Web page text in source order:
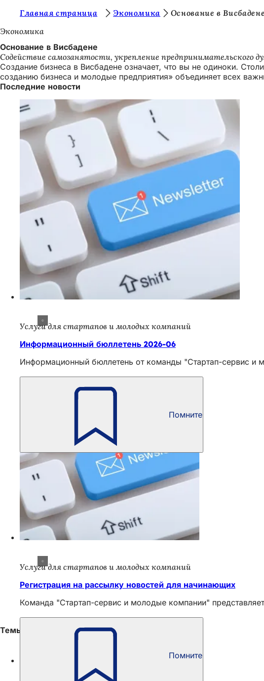
Перейти к содержимому
ы
з
д
е
с
Главная страница Экономика
Основание в Висбадене
Экономика
Основание в Висбадене
Содействие самозанятости, укрепление предпринимательского
Создание бизнеса в Висбадене означает, что вы не одиноки.
созданию бизнеса и молодые предприятия» объединяет всех
Последние новости
Услуги для стартапов и молодых компаний
Информационный бюллетень 2026-06
Информационный бюллетень от команды "Стартап-сервис и
Помните
Услуги для стартапов и молодых компаний
Регистрация на рассылку новостей для начинающих
Команда "Стартап-сервис и молодые компании"
Помните
Темы
Как начать работу над своим стартапом?